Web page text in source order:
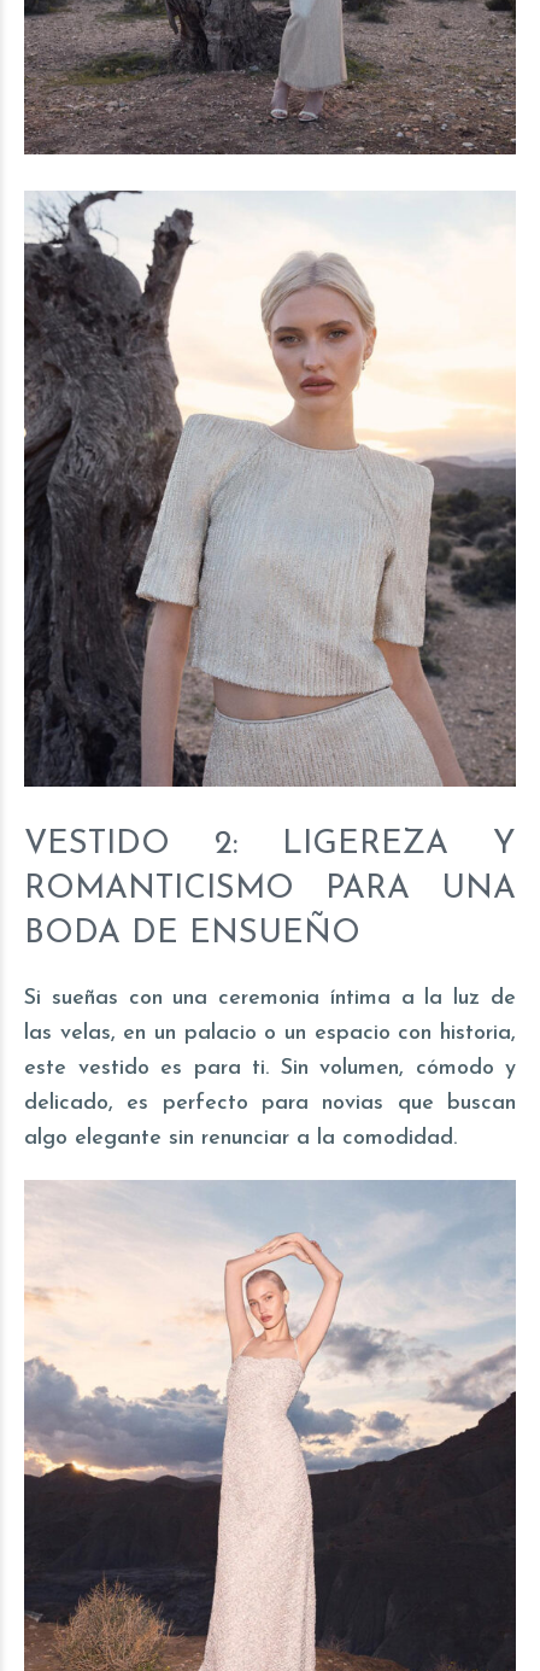
VESTIDO 2: LIGEREZA Y
ROMANTICISMO PARA UNA
BODA DE ENSUEÑO
Si sueñas con una ceremonia íntima a la luz de
las velas, en un palacio o un espacio con historia,
este vestido es para ti. Sin volumen, cómodo y
delicado, es perfecto para novias que buscan
algo elegante sin renunciar a la comodidad.